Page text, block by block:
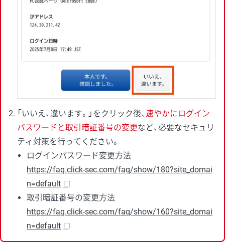
「いいえ、違います。」をクリック後、 速やかにログイン
パスワードと取引暗証番号の変更など、必要なセキュリ
ティ対策を行ってください。
ログインパスワード変更方法
https://faq.click-sec.com/faq/show/180?site_domai
n=default
取引暗証番号の変更方法
https://faq.click-sec.com/faq/show/160?site_domai
n=default